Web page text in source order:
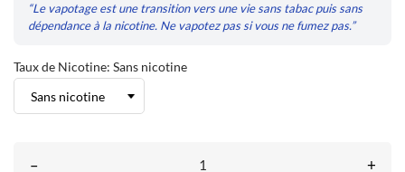
“Le vapotage est une transition vers une vie sans tabac puis sans
dépendance à la nicotine. Ne vapotez pas si vous ne fumez pas.”
Taux de Nicotine: Sans nicotine
– +